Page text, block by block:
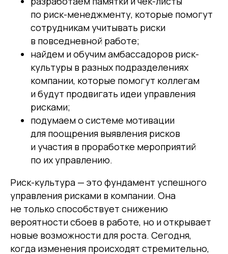
по риск-менеджменту, которые помогут
сотрудникам учитывать риски
в повседневной работе;
найдем и обучим амбассадоров риск-
культуры в разных подразделениях
компании, которые помогут коллегам
и будут продвигать идеи управления
рисками;
подумаем о системе мотивации
для поощрения выявления рисков
и участия в проработке мероприятий
по их управлению.
Риск-культура — это фундамент успешного
управления рисками в компании. Она
не только способствует снижению
вероятности сбоев в работе, но и открывает
новые возможности для роста. Сегодня,
когда изменения происходят стремительно,